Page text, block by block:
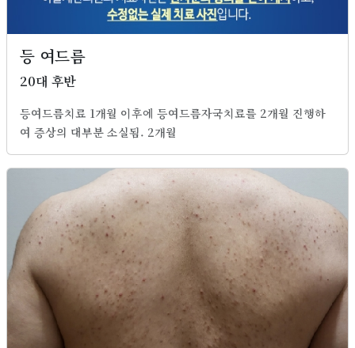
등 여드름
20대 후반
등여드름치료 1개월 이후에 등여드름자국치료를 2개월 진행하
여 증상의 대부분 소실됨. 2개월